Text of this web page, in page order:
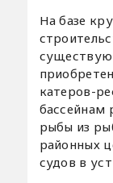
На базе
катеров-
бассейнам
рыбы из
районных
судов в